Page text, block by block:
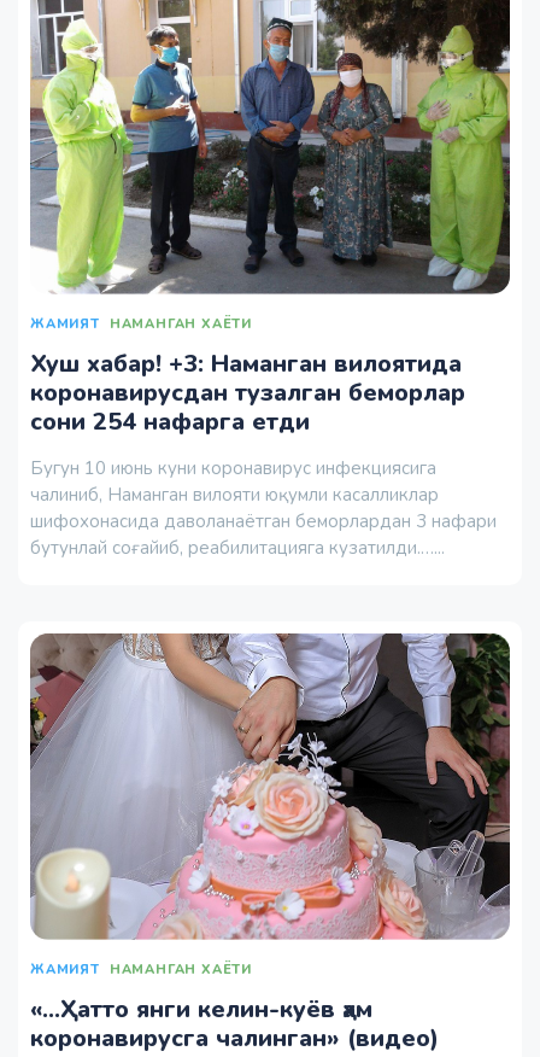
ЖАМИЯТ НАМАНГАН ХАЁТИ
Хуш хабар! +3: Наманган вилоятида
коронавирусдан тузалган беморлар
сони 254 нафарга етди
Бугун 10 июнь куни коронавирус инфекциясига
чалиниб, Наманган вилояти юқумли касалликлар
шифохонасида даволанаётган беморлардан 3 нафари
бутунлай соғайиб, реабилитацияга кузатилди.…...
ЖАМИЯТ НАМАНГАН ХАЁТИ
«...Ҳатто янги келин-куёв ҳам
коронавирусга чалинган» (видео)